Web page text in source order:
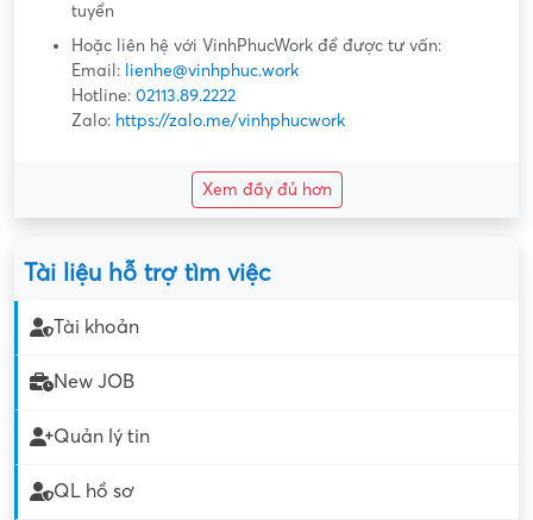
tuyển
Hoặc liên hệ với VinhPhucWork để được tư vấn:
Email: lienhe@vinhphuc.work
Hotline: 02113.89.2222
Zalo: https://zalo.me/vinhphucwork
Xem đầy đủ hơn
Tài liệu hỗ trợ tìm việc
Tài khoản
New JOB
Quản lý tin
QL hồ sơ